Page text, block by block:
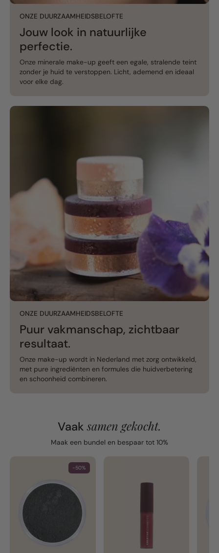
ONZE DUURZAAMHEIDSBELOFTE
Jouw look in natuurlijke
perfectie.
Onze minerale make-up geeft een egale, stralende teint
zonder je huid te verstoppen. Licht, ademend en ideaal
voor elke dag.
ONZE DUURZAAMHEIDSBELOFTE
Puur vakmanschap, zichtbaar
resultaat.
Onze make-up wordt in Nederland met zorg ontwikkeld,
met pure ingrediënten en formules die huidverbetering
en schoonheid combineren.
Vaaksamen gekocht.
Maak een bundel en bespaar tot 10%
-50%